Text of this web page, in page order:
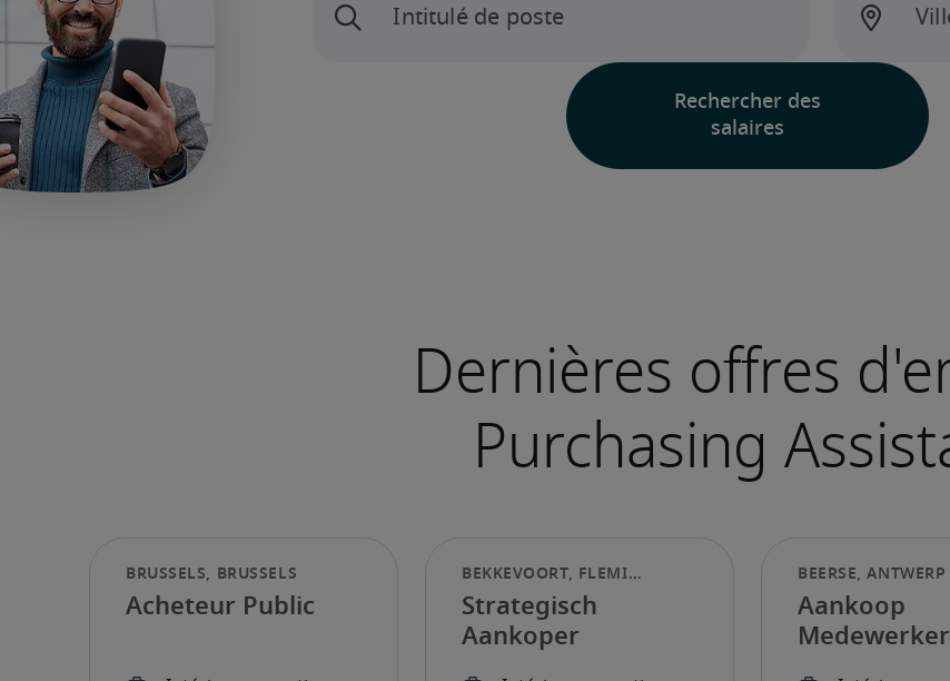
Acheteur Public
Strategisch
Aankoper
Aankoop
Medewerker